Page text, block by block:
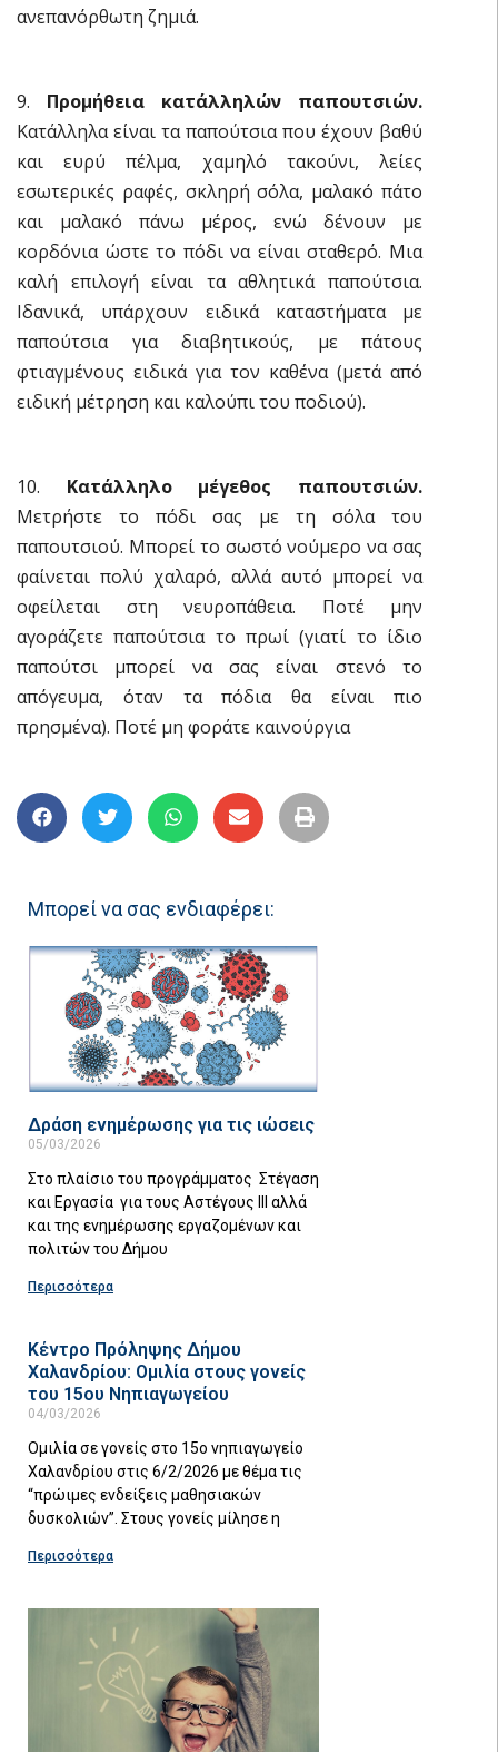
ανεπανόρθωτη ζημιά.
9. Προμήθεια κατάλληλών παπουτσιών.
Κατάλληλα είναι τα παπούτσια που έχουν βαθύ
και ευρύ πέλμα, χαμηλό τακούνι, λείες
εσωτερικές ραφές, σκληρή σόλα, μαλακό πάτο
και μαλακό πάνω μέρος, ενώ δένουν με
κορδόνια ώστε το πόδι να είναι σταθερό. Μια
καλή επιλογή είναι τα αθλητικά παπούτσια.
Ιδανικά, υπάρχουν ειδικά καταστήματα με
παπούτσια για διαβητικούς, με πάτους
φτιαγμένους ειδικά για τον καθένα (μετά από
ειδική μέτρηση και καλούπι του ποδιού).
10. Κατάλληλο μέγεθος παπουτσιών.
Μετρήστε το πόδι σας με τη σόλα του
παπουτσιού. Μπορεί το σωστό νούμερο να σας
φαίνεται πολύ χαλαρό, αλλά αυτό μπορεί να
οφείλεται στη νευροπάθεια. Ποτέ μην
αγοράζετε παπούτσια το πρωί (γιατί το ίδιο
παπούτσι μπορεί να σας είναι στενό το
απόγευμα, όταν τα πόδια θα είναι πιο
πρησμένα). Ποτέ μη φοράτε καινούργια
Μπορεί να σας ενδιαφέρει:
Δράση ενημέρωσης για τις ιώσεις
05/03/2026
Στο πλαίσιο του προγράμματος Στέγαση
και Εργασία για τους Αστέγους III αλλά
και της ενημέρωσης εργαζομένων και
πολιτών του Δήμου
Περισσότερα
Κέντρο Πρόληψης Δήμου
Χαλανδρίου: Ομιλία στους γονείς
του 15ου Νηπιαγωγείου
04/03/2026
Ομιλία σε γονείς στο 15ο νηπιαγωγείο
Χαλανδρίου στις 6/2/2026 με θέμα τις
“πρώιμες ενδείξεις μαθησιακών
δυσκολιών”. Στους γονείς μίλησε η
Περισσότερα